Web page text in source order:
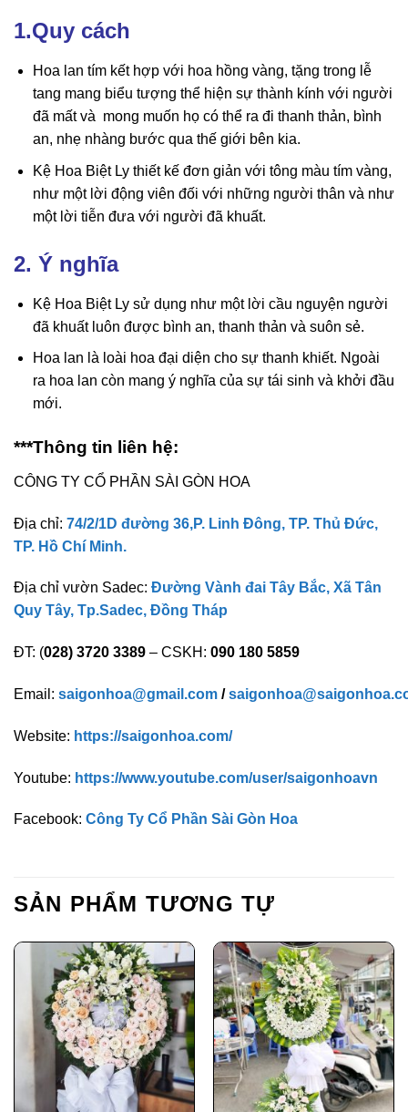
1.Quy cách
Hoa lan tím kết hợp với hoa hồng vàng, tặng trong lễ
tang mang biểu tượng thể hiện sự thành kính với người
đã mất và mong muốn họ có thể ra đi thanh thản, bình
an, nhẹ nhàng bước qua thế giới bên kia.
Kệ Hoa Biệt Ly thiết kế đơn giản với tông màu tím vàng,
như một lời động viên đối với những người thân và như
một lời tiễn đưa với người đã khuất.
2. Ý nghĩa
Kệ Hoa Biệt Ly sử dụng như một lời cầu nguyện người
đã khuất luôn được bình an, thanh thản và suôn sẻ.
Hoa lan là loài hoa đại diện cho sự thanh khiết. Ngoài
ra hoa lan còn mang ý nghĩa của sự tái sinh và khởi đầu
mới.
***Thông tin liên hệ:
CÔNG TY CỔ PHẦN SÀI GÒN HOA
Địa chỉ: 74/2/1D đường 36,P. Linh Đông, TP. Thủ Đức,
TP. Hồ Chí Minh.
Địa chỉ vườn Sadec: Đường Vành đai Tây Bắc, Xã Tân
Quy Tây, Tp.Sadec, Đồng Tháp
ĐT: (028) 3720 3389 – CSKH: 090 180 5859
Email: saigonhoa@gmail.com /
Website: https://saigonhoa.com/
Youtube: https://www.youtube.com/user/saigonhoavn
Facebook: Công Ty Cổ Phần Sài Gòn Hoa
SẢN PHẨM TƯƠNG TỰ